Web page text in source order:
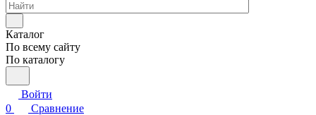
Каталог
По всему сайту
По каталогу
Войти
0
Сравнение